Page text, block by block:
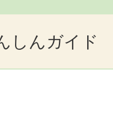
しんガイド